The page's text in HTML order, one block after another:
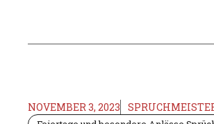
NOVEMBER 3, 2023